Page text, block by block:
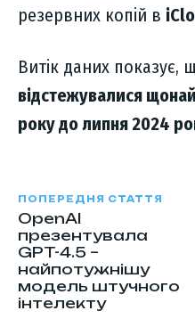
резервних копій в
Витік даних показує,
відстежувалися
року до липня 2024
ПОПЕРЕДНЯ СТАТТЯ
OpenAI
презентувала
GPT-4.5 –
найпотужнішу
модель штучного
інтелекту